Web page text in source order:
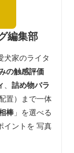
編集部
犬家のライタ
の触感評価
詰め物バラ
置）まで一体
棒 」を選べる
イントを 写真